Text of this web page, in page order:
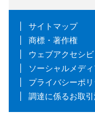
サイトマップ
商標・著作権
ウェブアクセシ
ソーシャルメデ
プライバシーポ
調達に係るお取